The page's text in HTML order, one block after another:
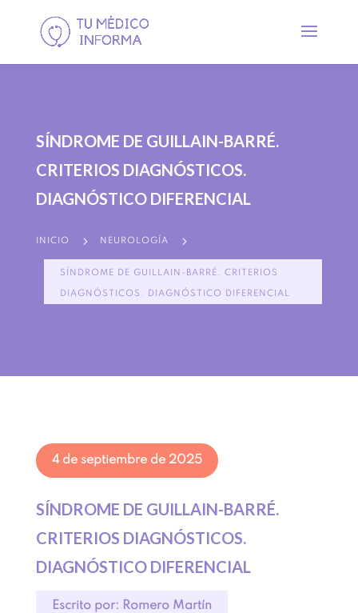
SÍNDROME DE GUILLAIN-BARRÉ.
CRITERIOS DIAGNÓSTICOS.
DIAGNÓSTICO DIFERENCIAL
INICIO 5 NEUROLOGÍA 5
SÍNDROME DE GUILLAIN-BARRÉ. CRITERIOS
DIAGNÓSTICOS. DIAGNÓSTICO DIFERENCIAL
4 de septiembre de 2025
SÍNDROME DE GUILLAIN-BARRÉ.
CRITERIOS DIAGNÓSTICOS.
DIAGNÓSTICO DIFERENCIAL
Escrito por: Romero Martín